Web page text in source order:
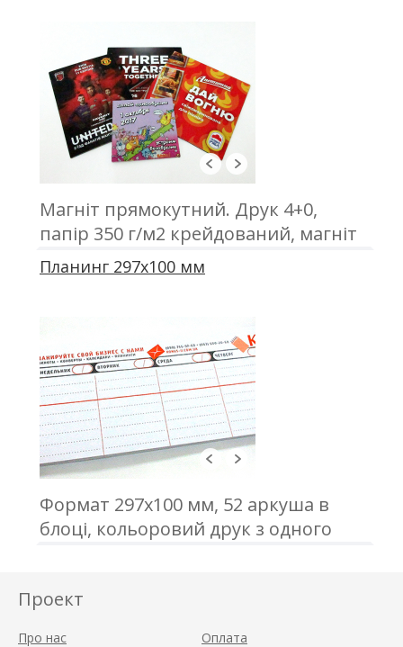
Магніт прямокутний. Друк 4+0,
папір 350 г/м2 крейдований, магніт
вініловий товщиною 0,7 мм,
кашировка
Планинг 297x100 мм
Формат 297x100 мм, 52 аркуша в
блоці, кольоровий друк з одного
Проект
Про нас
Оплата